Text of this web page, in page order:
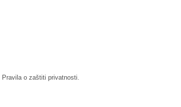
Pravila o zaštiti privatnosti.